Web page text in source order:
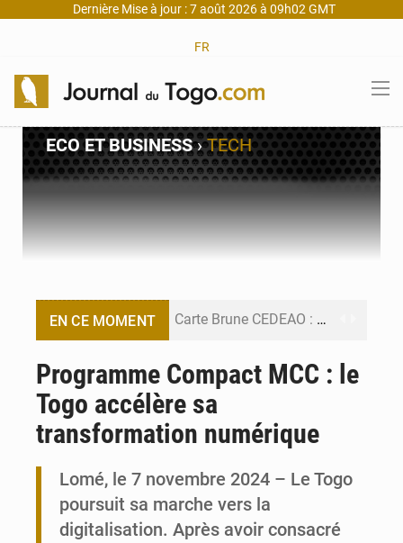
Dernière Mise à jour : 7 août 2026 à 09h02 GMT
FR
ECO ET BUSINESS›TECH
EN CE MOMENT Carte Brune CEDEAO : Lomé mise sur la digitalisation des sinistres
Travail domestique non rémunéré : à Saly, l’Afrique veut en mesurer la valeur
Maurice : Démission de la ministre Véronique Leu-Govind
Programme Compact MCC : le
Togo accélère sa
transformation numérique
Lomé, le 7 novembre 2024 – Le Togo
poursuit sa marche vers la
digitalisation. Après avoir consacré